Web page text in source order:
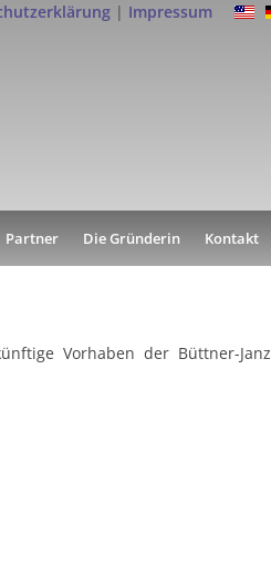
| Impressum
Partner Die Gründerin Kontakt
Vorhaben der Büttner-Janz